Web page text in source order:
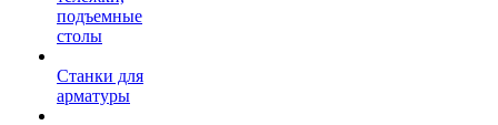
подъемные
столы
Станки для
арматуры